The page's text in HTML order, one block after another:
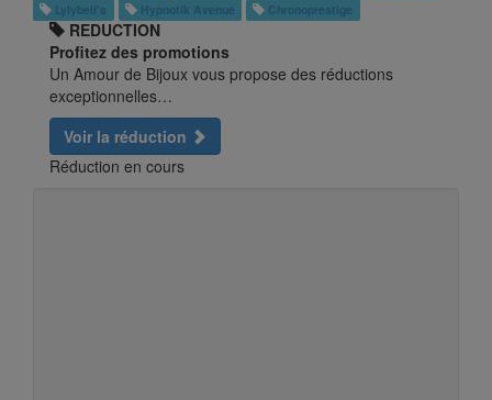
Lylybell's
Hypnotik Avenue Chronoprestige
REDUCTION
Profitez des promotions
Un Amour de Bijoux vous propose des réductions
exceptionnelles…
Voir la réduction
Réduction en cours